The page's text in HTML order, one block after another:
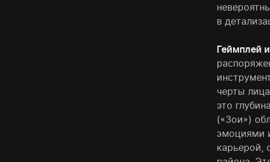
в
Геймплей
черты
это
(«Зои»)
эмоциями
карьерой,